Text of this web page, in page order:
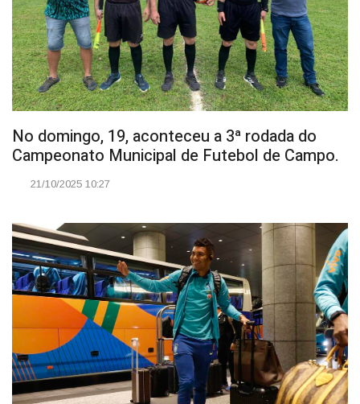
No domingo, 19, aconteceu a 3ª rodada do
Campeonato Municipal de Futebol de Campo.
21/10/2025 10:27